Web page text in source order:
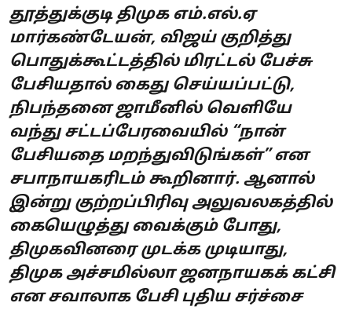
தூத்துக்குடி திமுக எம்.எல்.ஏ
மார்கண்டேயன், விஜய் குறித்து
பொதுக்கூட்டத்தில் மிரட்டல் பேச்சு
பேசியதால் கைது செய்யப்பட்டு,
நிபந்தனை ஜாமீனில் வெளியே
வந்து சட்டப்பேரவையில் “நான்
பேசியதை மறந்துவிடுங்கள்” என
சபாநாயகரிடம் கூறினார். ஆனால்
இன்று குற்றப்பிரிவு அலுவலகத்தில்
கையெழுத்து வைக்கும் போது,
திமுகவினரை முடக்க முடியாது,
திமுக அச்சமில்லா ஜனநாயகக் கட்சி
என சவாலாக பேசி புதிய சர்ச்சை